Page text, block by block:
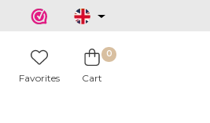
Favorites
0
Cart